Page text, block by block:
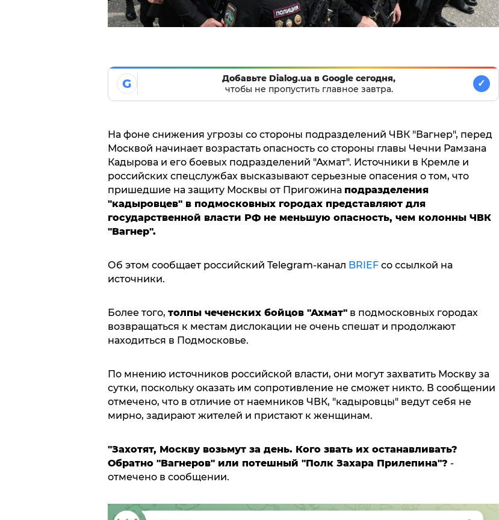
G
Добавьте Dialog.ua в Google сегодня,
чтобы не пропустить главное завтра.
✓
На фоне снижения угрозы со стороны подразделений ЧВК "Вагнер", перед
Москвой начинает возрастать опасность со стороны главы Чечни Рамзана
Кадырова и его боевых подразделений "Ахмат". Источники в Кремле и
российских спецслужбах высказывают серьезные опасения о том, что
пришедшие на защиту Москвы от Пригожина подразделения
"кадыровцев" в подмосковных городах представляют для
государственной власти РФ не меньшую опасность, чем колонны ЧВК
"Вагнер".
Об этом сообщает российский Telegram-канал BRIEFсо ссылкой на
источники.
Более того, толпы чеченских бойцов "Ахмат"в подмосковных городах
возвращаться к местам дислокации не очень спешат и продолжают
находиться в Подмосковье.
По мнению источников российской власти, они могут захватить Москву за
сутки, поскольку оказать им сопротивление не сможет никто. В сообщении
отмечено, что в отличие от наемников ЧВК, "кадыровцы" ведут себя не
мирно, задирают жителей и пристают к женщинам.
"Захотят, Москву возьмут за день. Кого звать их останавливать?
Обратно "Вагнеров" или потешный "Полк Захара Прилепина"? -
отмечено в сообщении.